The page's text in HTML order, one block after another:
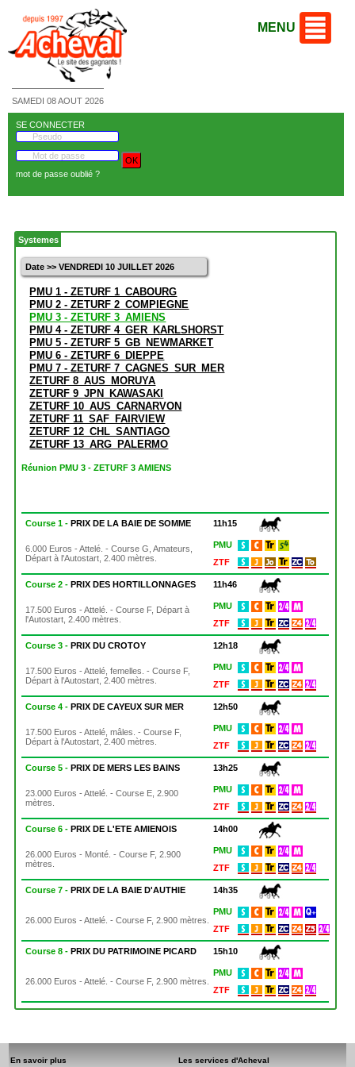
SAMEDI 08 AOUT 2026
MENU
SE CONNECTER
mot de passe oublié ?
Systemes
Date >> VENDREDI 10 JUILLET 2026
PMU 1 - ZETURF 1_CABOURG
PMU 2 - ZETURF 2_COMPIEGNE
PMU 3 - ZETURF 3_AMIENS
PMU 4 - ZETURF 4_GER_KARLSHORST
PMU 5 - ZETURF 5_GB_NEWMARKET
PMU 6 - ZETURF 6_DIEPPE
PMU 7 - ZETURF 7_CAGNES_SUR_MER
ZETURF 8_AUS_MORUYA
ZETURF 9_JPN_KAWASAKI
ZETURF 10_AUS_CARNARVON
ZETURF 11_SAF_FAIRVIEW
ZETURF 12_CHL_SANTIAGO
ZETURF 13_ARG_PALERMO
Réunion PMU 3 - ZETURF 3 AMIENS
Course 1 -PRIX DE LA BAIE DE SOMME 11h15
6.000 Euros - Attelé. - Course G, Amateurs,
Départ à l'Autostart, 2.400 mètres.
PMU
ZTF
Course 2 -PRIX DES HORTILLONNAGES 11h46
17.500 Euros - Attelé. - Course F, Départ à
l'Autostart, 2.400 mètres.
PMU
ZTF
Course 3 -PRIX DU CROTOY 12h18
17.500 Euros - Attelé, femelles. - Course F,
Départ à l'Autostart, 2.400 mètres.
PMU
ZTF
Course 4 -PRIX DE CAYEUX SUR MER 12h50
17.500 Euros - Attelé, mâles. - Course F,
Départ à l'Autostart, 2.400 mètres.
PMU
ZTF
Course 5 -PRIX DE MERS LES BAINS 13h25
23.000 Euros - Attelé. - Course E, 2.900
mètres.
PMU
ZTF
Course 6 -PRIX DE L'ETE AMIENOIS 14h00
26.000 Euros - Monté. - Course F, 2.900
mètres.
PMU
ZTF
Course 7 -PRIX DE LA BAIE D'AUTHIE 14h35
26.000 Euros - Attelé. - Course F, 2.900 mètres.
PMU
ZTF
Course 8 -PRIX DU PATRIMOINE PICARD 15h10
26.000 Euros - Attelé. - Course F, 2.900 mètres.
PMU
ZTF
En savoir plus Les services d'Acheval